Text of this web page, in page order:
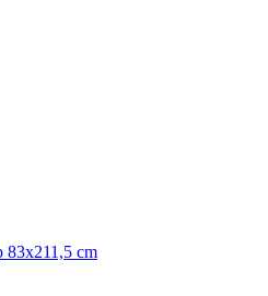
83x211,5 cm